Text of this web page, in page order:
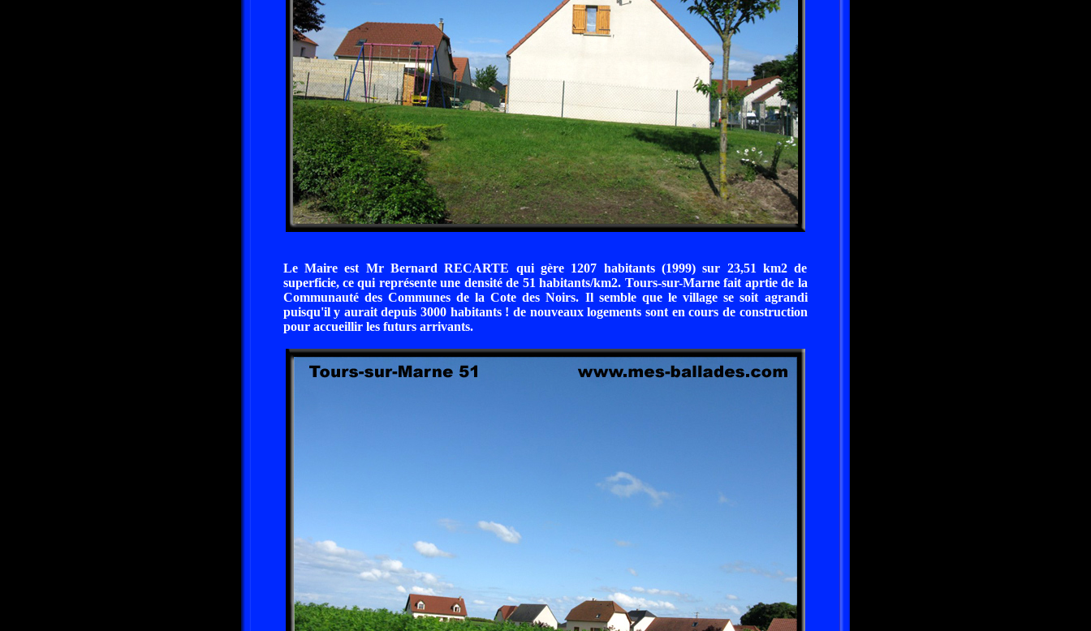
Le Maire est Mr Bernard RECARTE qui gère 1207 habitants (1999) sur 23,51 km2 de
superficie, ce qui représente une densité de 51 habitants/km2. Tours-sur-Marne fait aprtie de la
Communauté des Communes de la Cote des Noirs. Il semble que le village se soit agrandi
puisqu'il y aurait depuis 3000 habitants ! de nouveaux logements sont en cours de construction
pour accueillir les futurs arrivants.